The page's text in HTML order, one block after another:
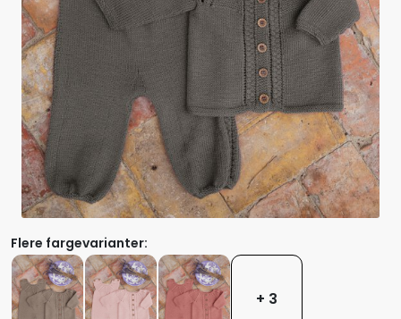
Flere fargevarianter:
+ 3